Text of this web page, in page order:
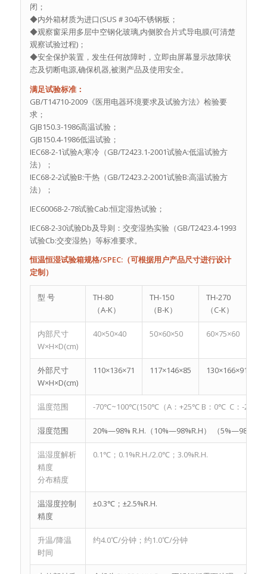
闭；
◆内外箱材质为进口(SUS＃304)不锈钢板；
◆观察窗采用多层中空钢化玻璃,内侧胶合片式导电膜(可清楚
观察试验过程)；
◆安全保护装置，发生任何故障时，立即由屏幕显示故障状
态及切断电源,确保机器,被测产品及使用安全。
满足试验标准：
GB/T14710-2009《医用电器环境要求及试验方法》检验要
求；
GJB150.3-1986高温试验；
GJB150.4-1986低温试验；
IEC68-2-1试验A;寒冷（GB/T2423.1-2001试验A:低温试验方
法）；
IEC68-2-2试验B:干热（GB/T2423.2-2001试验B:高温试验方
法）；
IEC60068-2-78试验Cab:恒定湿热试验；
IEC68-2-30试验Db及导则：交变湿热实验（GB/T2423.4-1993
试验Cb:交变湿热）等标准要求。
恒温恒湿试验箱规格/SPEC:（可根据用户产品尺寸进行设计
定制）
型 号
TH-80
（A-K）
TH-150
（B-K）
TH-270
（C-K）
内部尺寸
W×H×D(cm)
40×50×40 50×60×50 60×75×60
外部尺寸
W×H×D(cm)
110×136×71 117×146×85 130×166×91
温度范围 -70℃~100℃(150℃（A：+25℃ B：0℃ C：-20℃
湿度范围 20%—98% R.H.（10%—98%R.H） （
温湿度解析
精度
分布精度
0.1℃；0.1%R.H./2.0℃；3.0%R.H.
温湿度控制
精度
±0.3℃；±2.5%R.H.
升温/降温
时间
约4.0℃/分钟；约1.0℃/分钟